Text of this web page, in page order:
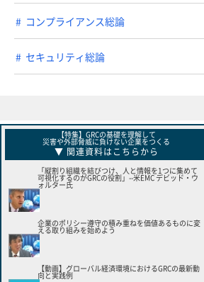
コンプライアンス総論
セキュリティ総論
【特集】GRCの基礎を理解して
災害や外部脅威に負けない企業をつくる
▼ 関連資料はこちらから
「縦割り組織を結びつけ、人と情報を1つに集めて
可視化するのがGRCの役割」--米EMC デビッド・ウ
ォルター氏
企業のポリシー遵守の積み重ねを価値あるものに変
える取り組みを始めよう
【動画】グローバル経済環境におけるGRCの最新動
向と実践例